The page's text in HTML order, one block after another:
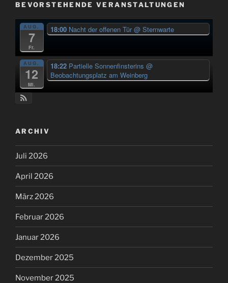
BEVORSTEHENDE VERANSTALTUNGEN
AUG.
7
Fr.
18:00 Nacht der offenen Tür@ Sternwarte
AUG.
12
Mi.
18:22 Partielle Sonnenfinsterins @
Beobachtungsplatz am Weinberg
ARCHIV
Juli 2026
April 2026
März 2026
Februar 2026
Januar 2026
Dezember 2025
November 2025